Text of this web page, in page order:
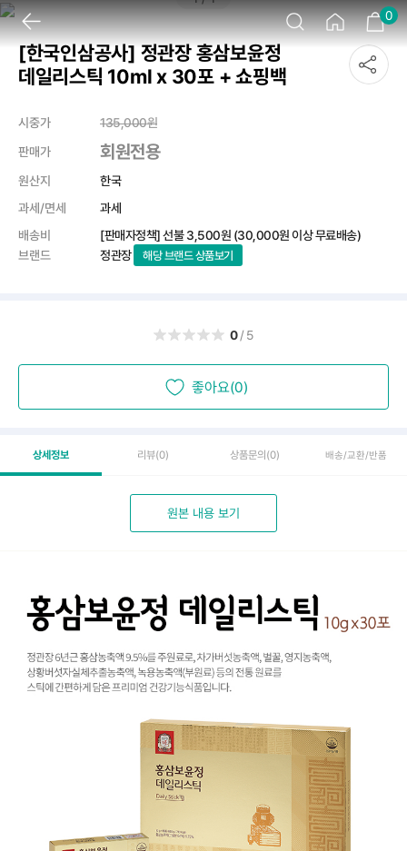
0
[한국인삼공사] 정관장 홍삼보윤정
데일리스틱 10ml x 30포 + 쇼핑백
시중가 135,000원
판매가
회원전용
원산지
한국
과세/면세
과세
배송비
[판매자정책] 선불 3,500원 (30,000원 이상 무료배송)
브랜드
정관장 해당 브랜드 상품보기
0/5
좋아요(0)
상세정보 리뷰(0) 상품문의 (0) 배송/교환/반품
원본 내용 보기